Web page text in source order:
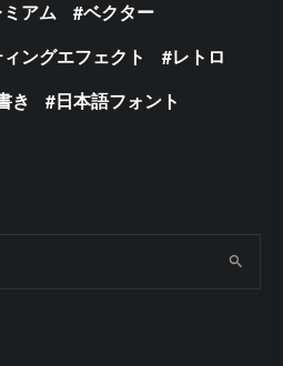
アム
ベクター
ングエフェクト
レトロ
き
日本語フォント